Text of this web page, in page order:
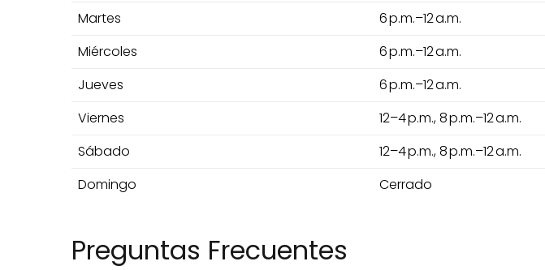
Martes
6 p.m.–12 a.m.
Miércoles
6 p.m.–12 a.m.
Jueves
6 p.m.–12 a.m.
Viernes
12–4 p.m., 8 p.m.–12 a.m.
Sábado
12–4 p.m., 8 p.m.–12 a.m.
Domingo
Cerrado
Preguntas Frecuentes